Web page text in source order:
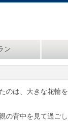
ン
は、大きな花輪を
背中を見て過ご